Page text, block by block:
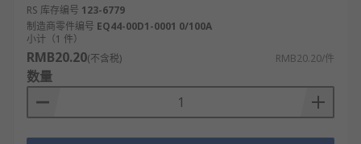
等多款不同规格、型号的产品供您挑选，从而满足不
同的应用场景需求。
欢迎查看和订购RS的面板仪表配件及相关产品，订购
现货24小时内发货，线上下单满额免运费。
RS 库存编号 123-6779
制造商零件编号 EQ44-00D1-0001 0/100A
小计（1 件）
RMB20.20(不含税) RMB20.20/件
数量